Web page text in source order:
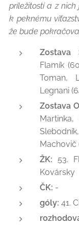
príležitostí a z
k peknému
že bude
Zostava
Flamík
Toman,
Legnani
Zostava
Machovič
ŽK: 53.
Kovársky
ČK: -
góly: 41.